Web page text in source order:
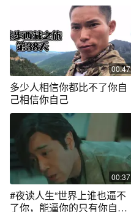
00:47
多少人相信你都比不了你自
己相信你自己
00:37
#夜读人生“世界上谁也逼不
了你，能逼你的只有你自